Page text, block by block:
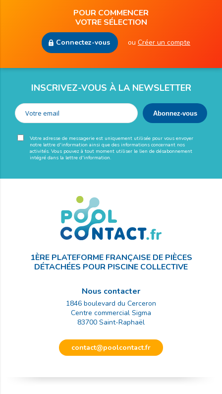
POUR COMMENCER
VOTRE SÉLECTION
Connectez-vous ou Créer un compte
INSCRIVEZ-VOUS À LA NEWSLETTER
Votre adresse de messagerie est uniquement utilisée pour vous envoyer
notre lettre d'information ainsi que des informations concernant nos
activités. Vous pouvez à tout moment utiliser le lien de désabonnement
intégré dans la lettre d'information.
1ÈRE PLATEFORME FRANÇAISE DE PIÈCES
DÉTACHÉES POUR PISCINE COLLECTIVE
Nous contacter
1846 boulevard du Cerceron
Centre commercial Sigma
83700 Saint-Raphaël
contact@poolcontact.fr